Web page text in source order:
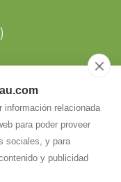
información relacionada
para poder proveer
sociales, y para
y publicidad
km64, dirección
Naves